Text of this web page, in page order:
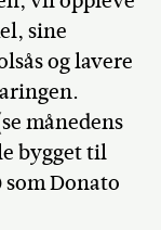
sine
og lavere
månedens
bygget til
Donato